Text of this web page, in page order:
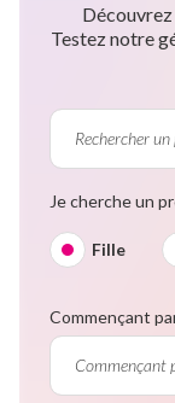
Testez notre
Je cherche un
Fille
Commençant